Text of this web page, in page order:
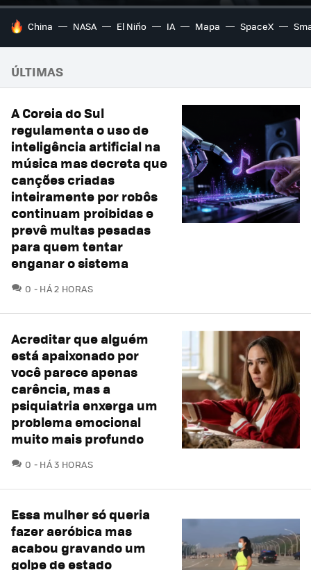
TENDÊNCIAS DO DIA
China NASA El Niño IA Mapa SpaceX
ÚLTIMAS
A Coreia do Sul
regulamenta o uso de
inteligência artificial na
música mas decreta que
canções criadas
inteiramente por robôs
continuam proibidas e
prevê multas pesadas
para quem tentar
enganar o sistema
0 COMENTÁRIOS
HÁ 2 HORAS
Acreditar que alguém
está apaixonado por
você parece apenas
carência, mas a
psiquiatria enxerga um
problema emocional
muito mais profundo
0 COMENTÁRIOS
HÁ 3 HORAS
Essa mulher só queria
fazer aeróbica mas
acabou gravando um
golpe de estado